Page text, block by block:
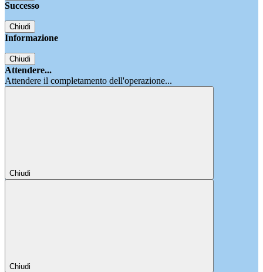
Successo
Chiudi
Informazione
Chiudi
Attendere...
Attendere il completamento dell'operazione...
Chiudi
Chiudi